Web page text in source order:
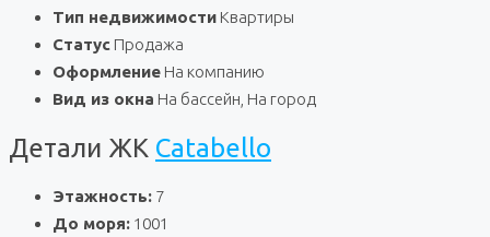
Тип недвижимости Квартиры
Статус Продажа
Оформление На компанию
Вид из окна На бассейн, На город
Детали ЖК Catabello
Этажность: 7
До моря: 1001